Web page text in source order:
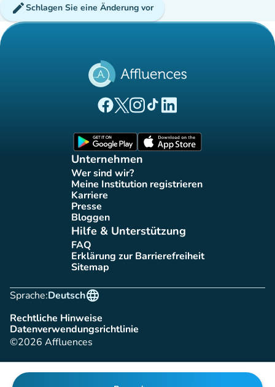
editSchlagen Sie eine Änderung vor
(new tab)
(new tab)
(new tab)(new tab)
(new tab)
Unternehmen
Wer sind wir?
(new tab)
Meine Institution registrieren
(new tab)
Karriere(new tab)
Presse(new tab)
Bloggen
(new tab)
Hilfe & Unterstützung
FAQ(new tab)
Erklärung zur Barrierefreiheit
(new tab)
Sitemap(new tab)
Sprache:
language
Deutsch
Rechtliche Hinweise
(new tab)
Datenverwendungsrichtlinie
(new tab)
©2026 Affluences